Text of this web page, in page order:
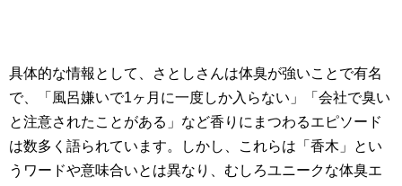
具体的な情報として、さとしさんは体臭が強いことで有名
で、「風呂嫌いで1ヶ月に一度しか入らない」「会社で臭い
と注意されたことがある」など香りにまつわるエピソード
は数多く語られています。しかし、これらは「香木」とい
うワードや意味合いとは異なり、むしろユニークな体臭エ